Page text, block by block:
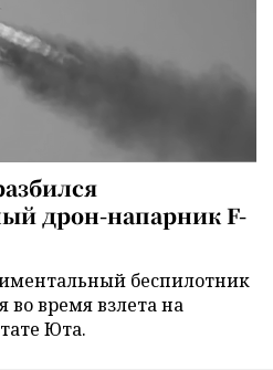
дрон-напарник F-
беспилотник
во время взлета на
Юта.